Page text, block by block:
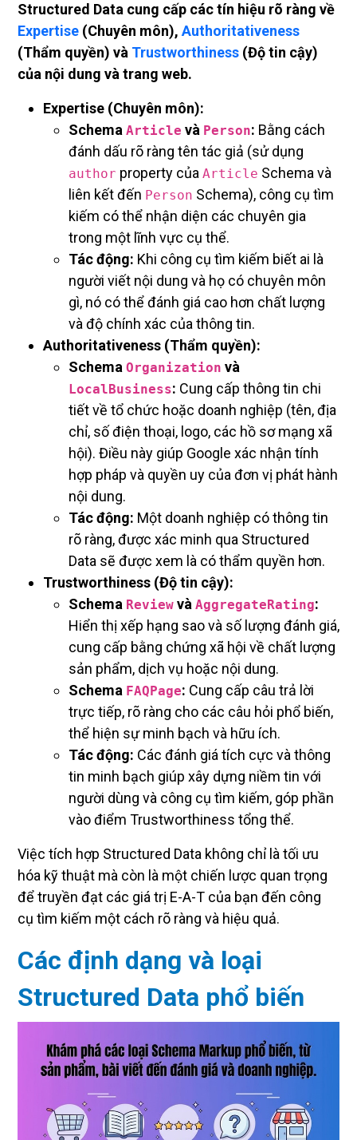
Structured Data cung cấp các tín hiệu rõ ràng về
Expertise (Chuyên môn), Authoritativeness
(Thẩm quyền) và Trustworthiness (Độ tin cậy)
của nội dung và trang web.
Expertise (Chuyên môn):
Schema Article và Person: Bằng cách
đánh dấu rõ ràng tên tác giả (sử dụng
author property của Article Schema và
liên kết đến Person Schema), công cụ tìm
kiếm có thể nhận diện các chuyên gia
trong một lĩnh vực cụ thể.
Tác động: Khi công cụ tìm kiếm biết ai là
người viết nội dung và họ có chuyên môn
gì, nó có thể đánh giá cao hơn chất lượng
và độ chính xác của thông tin.
Authoritativeness (Thẩm quyền):
Schema Organization và
LocalBusiness: Cung cấp thông tin chi
tiết về tổ chức hoặc doanh nghiệp (tên, địa
chỉ, số điện thoại, logo, các hồ sơ mạng xã
hội). Điều này giúp Google xác nhận tính
hợp pháp và quyền uy của đơn vị phát hành
nội dung.
Tác động: Một doanh nghiệp có thông tin
rõ ràng, được xác minh qua Structured
Data sẽ được xem là có thẩm quyền hơn.
Trustworthiness (Độ tin cậy):
Schema Review và AggregateRating:
Hiển thị xếp hạng sao và số lượng đánh giá,
cung cấp bằng chứng xã hội về chất lượng
sản phẩm, dịch vụ hoặc nội dung.
Schema FAQPage: Cung cấp câu trả lời
trực tiếp, rõ ràng cho các câu hỏi phổ biến,
thể hiện sự minh bạch và hữu ích.
Tác động: Các đánh giá tích cực và thông
tin minh bạch giúp xây dựng niềm tin với
người dùng và công cụ tìm kiếm, góp phần
vào điểm Trustworthiness tổng thể.
Việc tích hợp Structured Data không chỉ là tối ưu
hóa kỹ thuật mà còn là một chiến lược quan trọng
để truyền đạt các giá trị E-A-T của bạn đến công
cụ tìm kiếm một cách rõ ràng và hiệu quả.
Các định dạng và loại
Structured Data phổ biến